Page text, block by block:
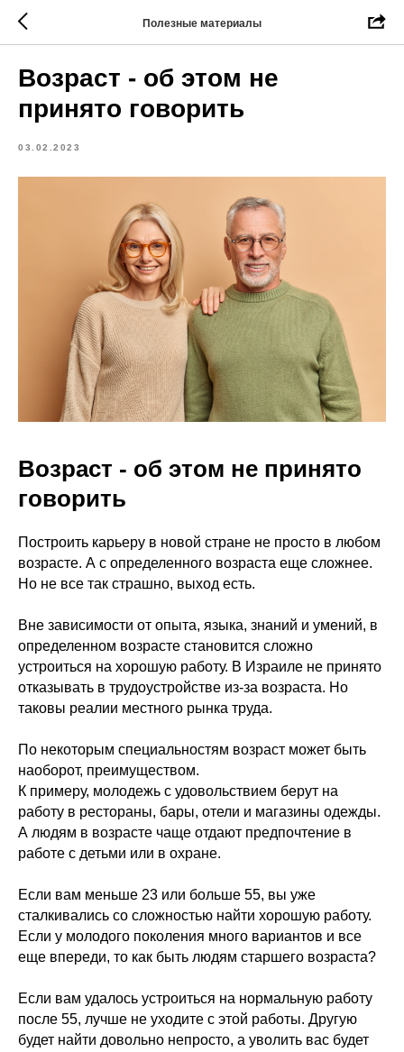
Полезные материалы
Возраст - об этом не
принято говорить
03.02.2023
Возраст - об этом не принято
говорить
Построить карьеру в новой стране не просто в любом
возрасте. А с определенного возраста еще сложнее.
Но не все так страшно, выход есть.
Вне зависимости от опыта, языка, знаний и умений, в
определенном возрасте становится сложно
устроиться на хорошую работу. В Израиле не принято
отказывать в трудоустройстве из-за возраста. Но
таковы реалии местного рынка труда.
По некоторым специальностям возраст может быть
наоборот, преимуществом.
К примеру, молодежь с удовольствием берут на
работу в рестораны, бары, отели и магазины одежды.
А людям в возрасте чаще отдают предпочтение в
работе с детьми или в охране.
Если вам меньше 23 или больше 55, вы уже
сталкивались со сложностью найти хорошую работу.
Если у молодого поколения много вариантов и все
еще впереди, то как быть людям старшего возраста?
Если вам удалось устроиться на нормальную работу
после 55, лучше не уходите с этой работы. Другую
будет найти довольно непросто, а уволить вас будет